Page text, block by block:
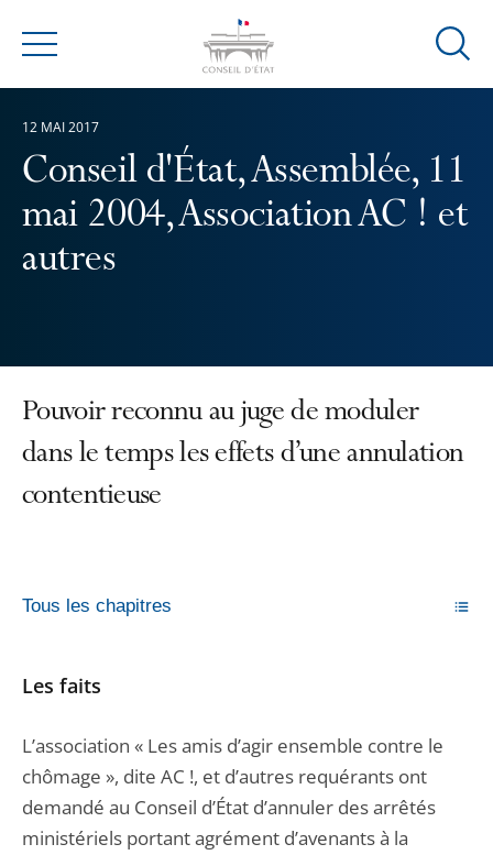
Menu
Ouvrir
Conseil d'État, Assemblée, 11
mai 2004, Association AC ! et
autres
12 MAI 2017
Pouvoir reconnu au juge de moduler
dans le temps les effets d’une annulation
contentieuse
Tous les chapitres
Les faits
L’association « Les amis d’agir ensemble contre le
chômage », dite AC !, et d’autres requérants ont
demandé au Conseil d’État d’annuler des arrêtés
ministériels portant agrément d’avenants à la